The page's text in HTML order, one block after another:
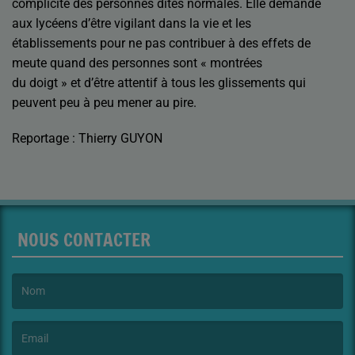
complicité des personnes dites normales. Elle demande
aux lycéens d’être vigilant dans la vie et les
établissements pour ne pas contribuer à des effets de
meute quand des personnes sont « montrées
du doigt » et d’être attentif à tous les glissements qui
peuvent peu à peu mener au pire.
Reportage : Thierry GUYON
NOUS CONTACTER